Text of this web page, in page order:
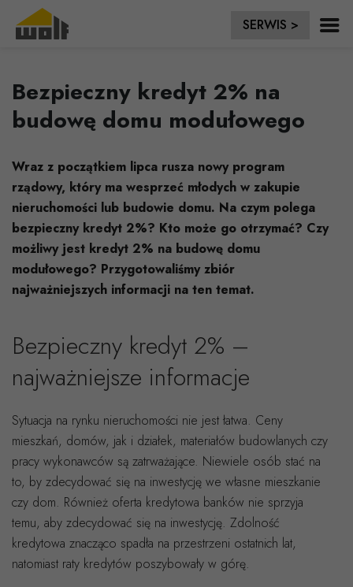
Bezpieczny kredyt 2% na
budowę domu modułowego
Wraz z początkiem lipca rusza nowy program
rządowy, który ma wesprzeć młodych w zakupie
nieruchomości lub budowie domu. Na czym polega
bezpieczny kredyt 2%? Kto może go otrzymać? Czy
możliwy jest kredyt 2% na budowę domu
modułowego? Przygotowaliśmy zbiór
najważniejszych informacji na ten temat.
Bezpieczny kredyt 2% –
najważniejsze informacje
Sytuacja na rynku nieruchomości nie jest łatwa. Ceny
mieszkań, domów, jak i działek, materiałów budowlanych czy
pracy wykonawców są zatrważające. Niewiele osób stać na
to, by zdecydować się na inwestycję we własne mieszkanie
czy dom. Również oferta kredytowa banków nie sprzyja
temu, aby zdecydować się na inwestycję. Zdolność
kredytowa znacząco spadła na przestrzeni ostatnich lat,
natomiast raty kredytów poszybowały w górę.
SERWIS >